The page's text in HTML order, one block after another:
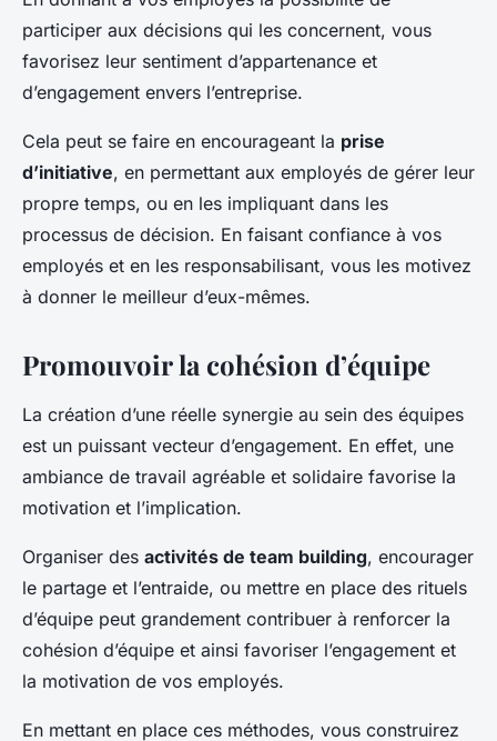
participer aux décisions qui les concernent, vous
favorisez leur sentiment d’appartenance et
d’engagement envers l’entreprise.
Cela peut se faire en encourageant la prise
d’initiative, en permettant aux employés de gérer leur
propre temps, ou en les impliquant dans les
processus de décision. En faisant confiance à vos
employés et en les responsabilisant, vous les motivez
à donner le meilleur d’eux-mêmes.
Promouvoir la cohésion d’équipe
La création d’une réelle synergie au sein des équipes
est un puissant vecteur d’engagement. En effet, une
ambiance de travail agréable et solidaire favorise la
motivation et l’implication.
Organiser des activités de team building, encourager
le partage et l’entraide, ou mettre en place des rituels
d’équipe peut grandement contribuer à renforcer la
cohésion d’équipe et ainsi favoriser l’engagement et
la motivation de vos employés.
En mettant en place ces méthodes, vous construirez